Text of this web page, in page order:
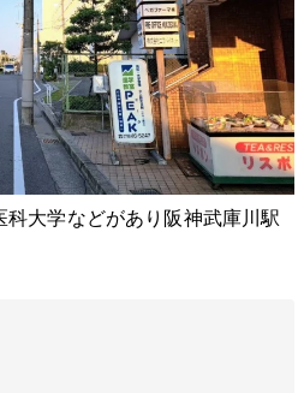
科大学などがあり阪神武庫川駅